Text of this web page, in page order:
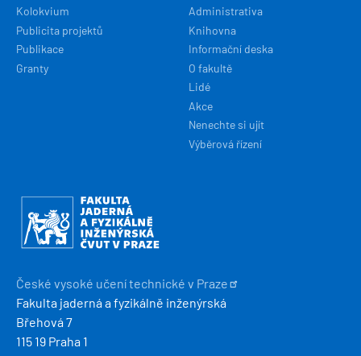
Kolokvium
Publicita projektů
Publikace
Granty
Administrativa
Knihovna
Informační deska
O fakultě
Lidé
Akce
Nenechte si ujít
Výběrová řízení
Obrázek
České vysoké učení technické v Praze
Fakulta jaderná a fyzikálně inženýrská
Břehová 7
115 19 Praha 1